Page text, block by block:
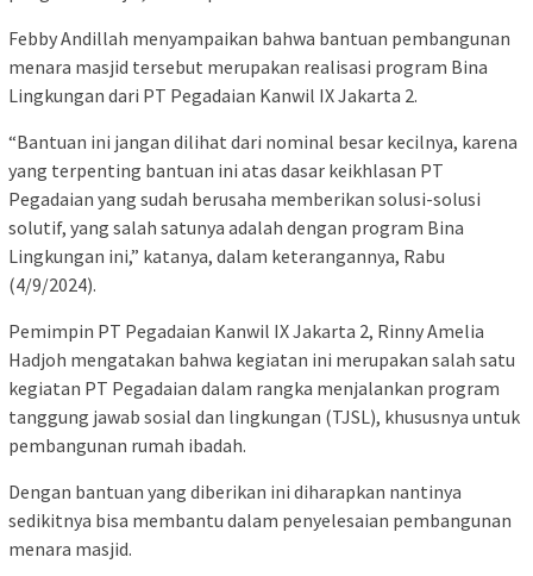
Febby Andillah menyampaikan bahwa bantuan pembangunan
menara masjid tersebut merupakan realisasi program Bina
Lingkungan dari PT Pegadaian Kanwil IX Jakarta 2.
“Bantuan ini jangan dilihat dari nominal besar kecilnya, karena
yang terpenting bantuan ini atas dasar keikhlasan PT
Pegadaian yang sudah berusaha memberikan solusi-solusi
solutif, yang salah satunya adalah dengan program Bina
Lingkungan ini,” katanya, dalam keterangannya, Rabu
(4/9/2024).
Pemimpin PT Pegadaian Kanwil IX Jakarta 2, Rinny Amelia
Hadjoh mengatakan bahwa kegiatan ini merupakan salah satu
kegiatan PT Pegadaian dalam rangka menjalankan program
tanggung jawab sosial dan lingkungan (TJSL), khususnya untuk
pembangunan rumah ibadah.
Dengan bantuan yang diberikan ini diharapkan nantinya
sedikitnya bisa membantu dalam penyelesaian pembangunan
menara masjid.